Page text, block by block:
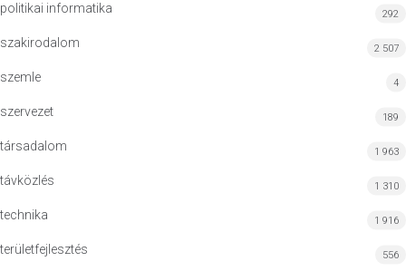
politikai informatika 292
szakirodalom 2 507
szemle 4
szervezet 189
társadalom 1 963
távközlés 1 310
technika 1 916
területfejlesztés 556